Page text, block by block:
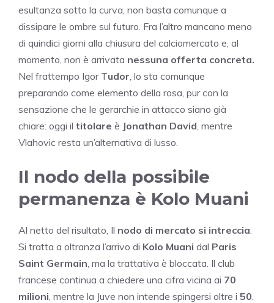
esultanza sotto la curva, non basta comunque a
dissipare le ombre sul futuro. Fra l’altro mancano meno
di quindici giorni alla chiusura del calciomercato e, al
momento, non è arrivata nessuna offerta concreta.
Nel frattempo Igor Tudor , lo sta comunque
preparando come elemento della rosa, pur con la
sensazione che le gerarchie in attacco siano già
chiare: oggi il titolare è Jonathan David , mentre
Vlahovic resta un’alternativa di lusso.
Il nodo della possibile
permanenza è Kolo Muani
Al netto del risultato, Il nodo di mercato si intreccia
Si tratta a oltranza l’arrivo di Kolo Muani dal Paris
Saint Germain , ma la trattativa è bloccata. Il club
francese continua a chiedere una cifra vicina ai 70
milioni , mentre la Juve non intende spingersi oltre i 50